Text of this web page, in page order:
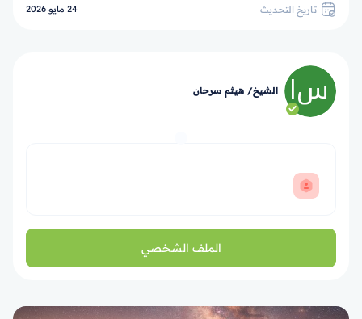
تاريخ التحديث 24 مايو 2026
الشيخ/ هيثم سرحان
الملف الشخصي